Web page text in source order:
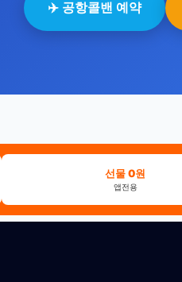
✈️ 공항콜밴 예약
선물 0원
앱전용